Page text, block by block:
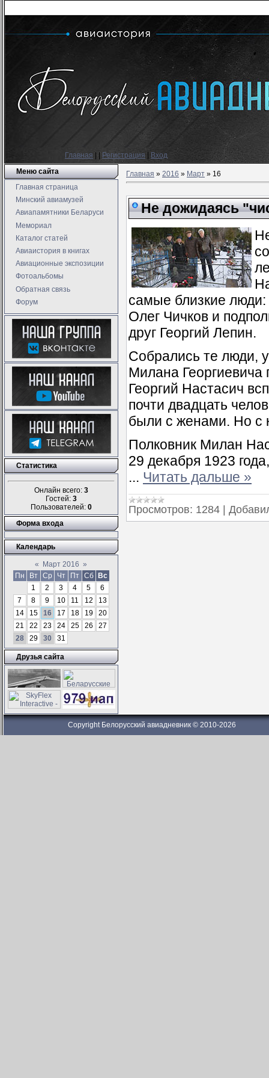
Главная Регистрация
Вход
Меню сайта
Главная страница
Минский авиамузей
Авиапамятники Беларуси
Мемориал
Каталог статей
Авиаистория в книгах
Авиационные экспозиции
Фотоальбомы
Обратная связь
Форум
Статистика
Онлайн всего: 3
Гостей: 3
Пользователей: 0
Форма входа
Календарь
« Март 2016 »
Пн
Вт Ср Чт Пт Сб
Вс
1
2 3 4 5
6
7
8 9 10 11 12
13
14
15 16 17 18 19
20
21
22 23 24 25 26
27
28
29 30 31
Друзья сайта
Главная»2016 » Март » 16
Не дожидаясь
самые близкие люди:
Олег Чичков и
друг Георгий Лепин.
Собрались те люди,
Милана
Георгий Настасич
почти двадцать
были с женами. Но с
Полковник Милан
29 декабря 1923
... Читать дальше »
Просмотров: 1284
Copyright Белорусский авиадневник © 2010-2026